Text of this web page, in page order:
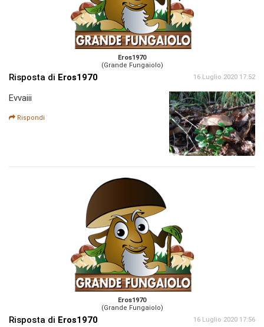
Eros1970
(Grande Fungaiolo)
Risposta di Eros1970 16 Luglio 2020 17:52
Evvaiii
Rispondi
Eros1970
(Grande Fungaiolo)
Risposta di Eros1970 16 Luglio 2020 17:56